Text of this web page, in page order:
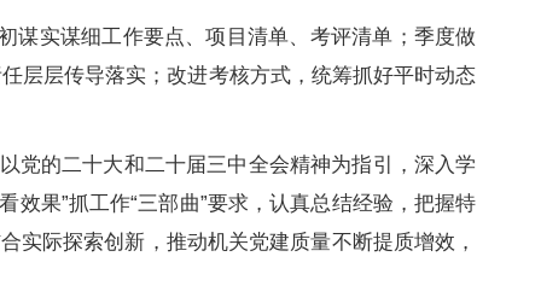
谋实谋细工作要点、项目清单、考评清单；季度做
层层传导落实；改进考核方式，统筹抓好平时动态
党的二十大和二十届三中全会精神为指引，深入学
效果”抓工作“三部曲”要求，认真总结经验，把握特
实际探索创新，推动机关党建质量不断提质增效，